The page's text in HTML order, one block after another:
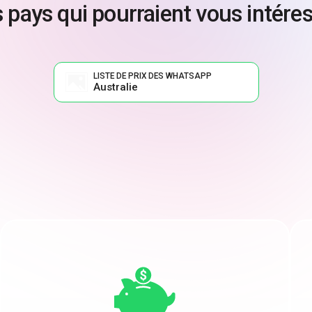
pays qui pourraient vous
LISTE DE PRIX DES WHATSAPP
Australie